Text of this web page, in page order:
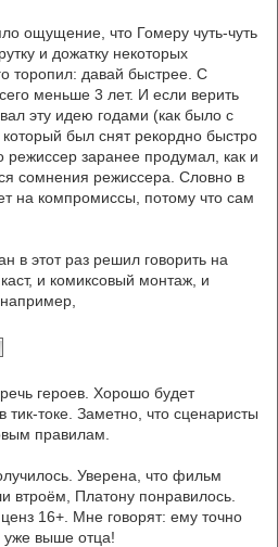
ощущение, что Гомеру чуть-чуть
и дожатку некоторых
торопил: давай быстрее. С
меньше 3 лет. И если верить
эту идею годами (как было с
был снят рекордно быстро
режиссер заранее продумал, как и
сомнения режиссера. Словно в
на компромиссы, потому что сам
в этот раз решил говорить на
и комиксовый монтаж, и
героев. Хорошо будет
тик-токе. Заметно, что сценаристы
правилам.
Уверена, что фильм
втроём, Платону понравилось.
16+. Мне говорят: ему точно
выше отца!